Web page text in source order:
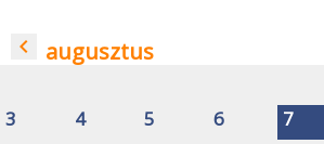
navigate_before augusztus
3
4 5 6 7